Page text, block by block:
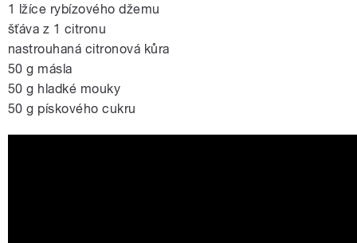
1 lžíce rybízového džemu
šťáva z 1 citronu
nastrouhaná citronová kůra
50 g másla
50 g hladké mouky
50 g pískového cukru